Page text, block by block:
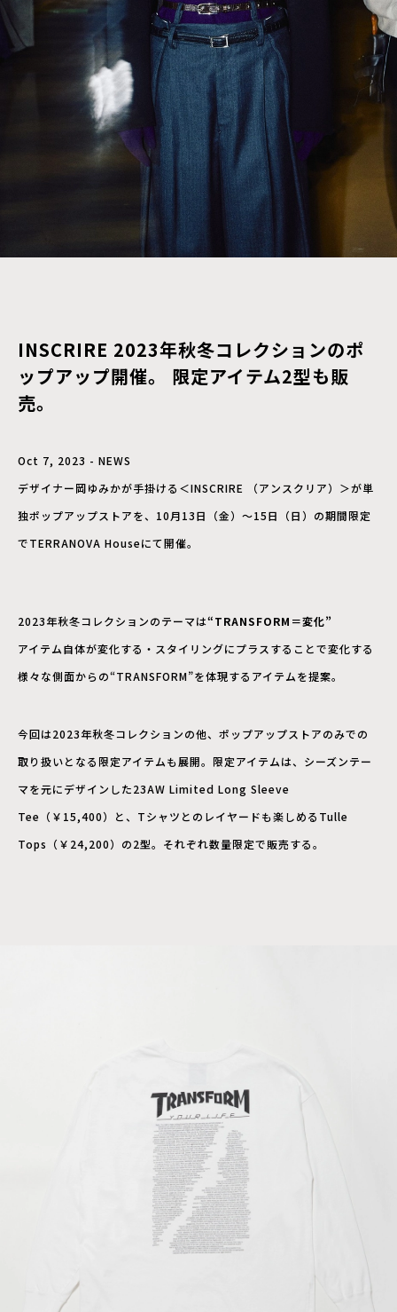
INSCRIRE 2023年秋冬コレクションのポ
ップアップ開催。 限定アイテム2型も販
売。
Oct 7, 2023 - NEWS
デザイナー岡ゆみかが手掛ける＜INSCRIRE （アンスクリア）＞が単
独ポップアップストアを、10月13日（金）〜15日（日）の期間限定
でTERRANOVA Houseにて開催。
2023年秋冬コレクションのテーマは“TRANSFORM＝変化”
アイテム自体が変化する・スタイリングにプラスすることで変化する
様々な側面からの“TRANSFORM”を体現するアイテムを提案。
今回は2023年秋冬コレクションの他、ポップアップストアのみでの
取り扱いとなる限定アイテムも展開。限定アイテムは、シーズンテー
マを元にデザインした23AW Limited Long Sleeve
Tee（￥15,400）と、Tシャツとのレイヤードも楽しめるTulle
Tops（￥24,200）の2型。それぞれ数量限定で販売する。